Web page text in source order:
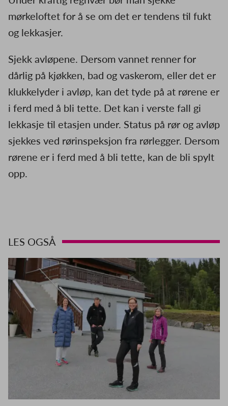
mørkeloftet for å se om det er tendens til fukt
og lekkasjer.
Sjekk avløpene. Dersom vannet renner for
dårlig på kjøkken, bad og vaskerom, eller det er
klukkelyder i avløp, kan det tyde på at rørene er
i ferd med å bli tette. Det kan i verste fall gi
lekkasje til etasjen under. Status på rør og avløp
sjekkes ved rørinspeksjon fra rørlegger. Dersom
rørene er i ferd med å bli tette, kan de bli spylt
opp.
LES OGSÅ